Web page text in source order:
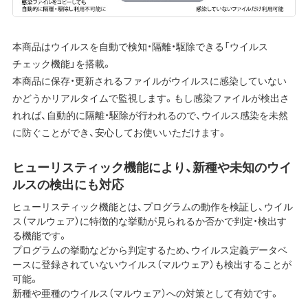
本商品はウイルスを自動で検知・隔離・駆除できる「ウイルス
チェック機能」を搭載。
本商品に保存・更新されるファイルがウイルスに感染していない
かどうかリアルタイムで監視します。もし感染ファイルが検出さ
れれば、自動的に隔離・駆除が行われるので、ウイルス感染を未然
に防ぐことができ、安心してお使いいただけます。
ヒューリスティック機能により、新種や未知のウイ
ルスの検出にも対応
ヒューリスティック機能とは、プログラムの動作を検証し、ウイル
ス（マルウェア）に特徴的な挙動が見られるか否かで判定・検出す
る機能です。
プログラムの挙動などから判定するため、ウイルス定義データベ
ースに登録されていないウイルス（マルウェア）も検出することが
可能。
新種や亜種のウイルス（マルウェア）への対策として有効です。